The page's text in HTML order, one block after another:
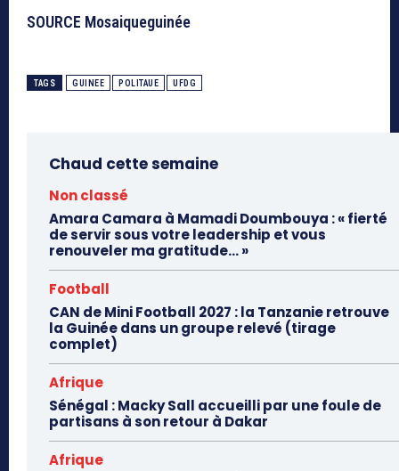
SOURCE Mosaiqueguinée
TAGS GUINEE POLITAUE UFDG
Chaud cette semaine
Non classé
Amara Camara à Mamadi Doumbouya : « fierté
de servir sous votre leadership et vous
renouveler ma gratitude… »
Football
CAN de Mini Football 2027 : la Tanzanie retrouve
la Guinée dans un groupe relevé (tirage
complet)
Afrique
Sénégal : Macky Sall accueilli par une foule de
partisans à son retour à Dakar
Afrique